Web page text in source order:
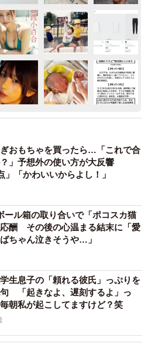
おもちゃを買ったら…「これで合
」予想外の使い方が大反響
」「かわいいからよし！」
ール箱の取り合いで「ポコスカ猫
酬 その後の心温まる結末に「愛
ちゃん泣きそうや…」
学生息子の「頼れる彼氏」っぷりを
句 「起きなよ、遅刻するよ」っ
朝私が起こしてますけど？笑